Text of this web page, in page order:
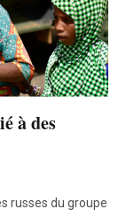
à des
russes du groupe